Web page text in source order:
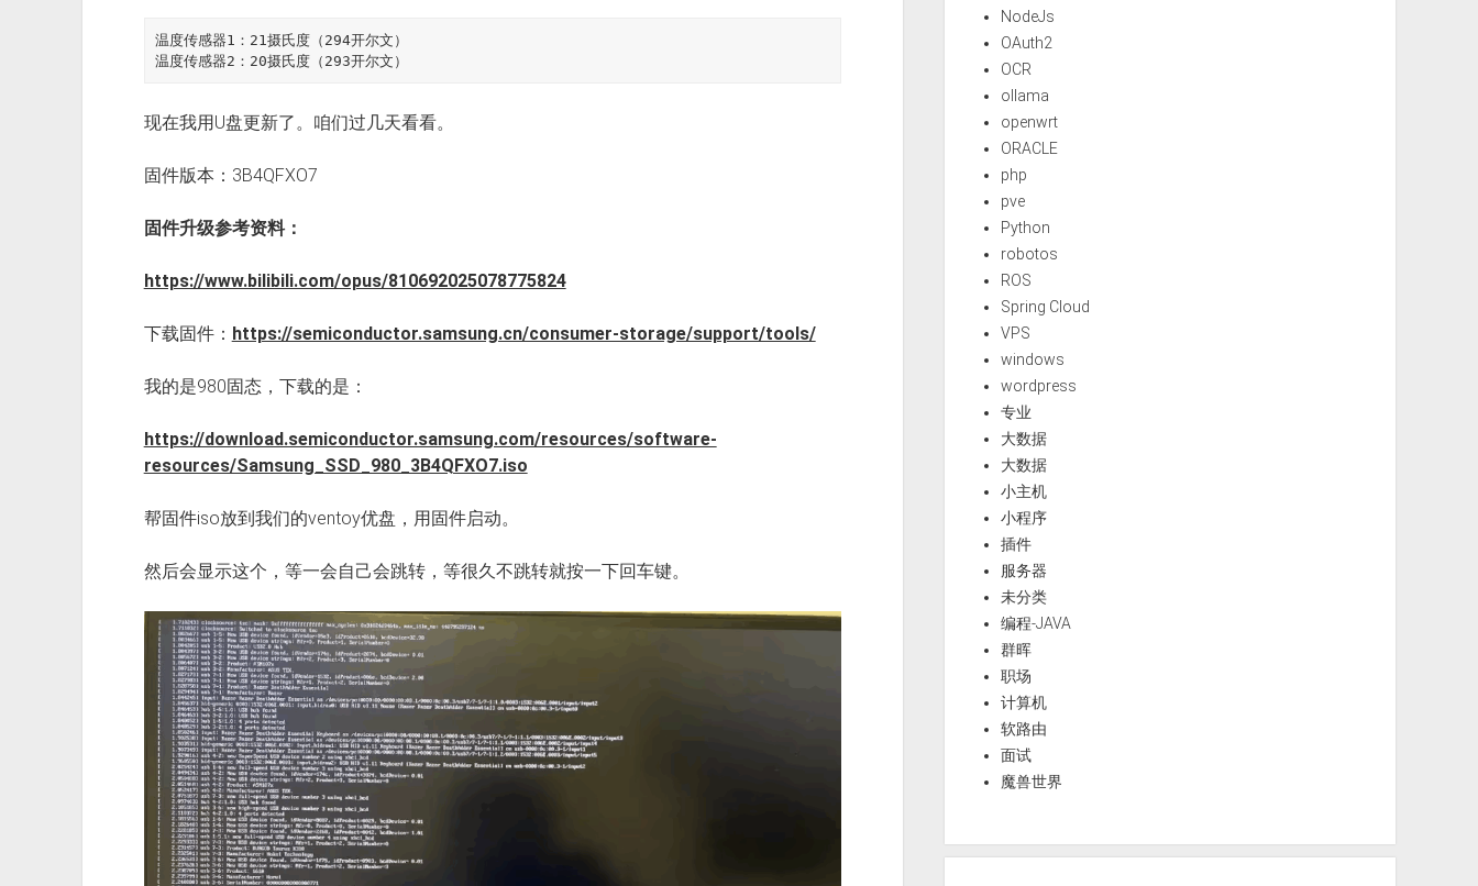
温度传感器1：21摄氏度（294开尔文）
温度传感器2：20摄氏度（293开尔文）
现在我用U盘更新了。咱们过几天看看。
固件版本：3B4QFXO7
固件升级参考资料：
https://www.bilibili.com/opus/810692025078775824
下载固件： https://semiconductor.samsung.cn/consumer-storage/support/tools/
我的是980固态，下载的是：
https://download.semiconductor.samsung.com/resources/software-
resources/Samsung_SSD_980_3B4QFXO7.iso
帮固件iso放到我们的ventoy优盘，用固件启动。
然后会显示这个，等一会自己会跳转，等很久不跳转就按一下回车键。
NodeJs
OAuth2
OCR
ollama
openwrt
ORACLE
php
pve
Python
robotos
ROS
Spring Cloud
VPS
windows
wordpress
专业
大数据
大数据
小主机
小程序
插件
服务器
未分类
编程-JAVA
群晖
职场
计算机
软路由
面试
魔兽世界